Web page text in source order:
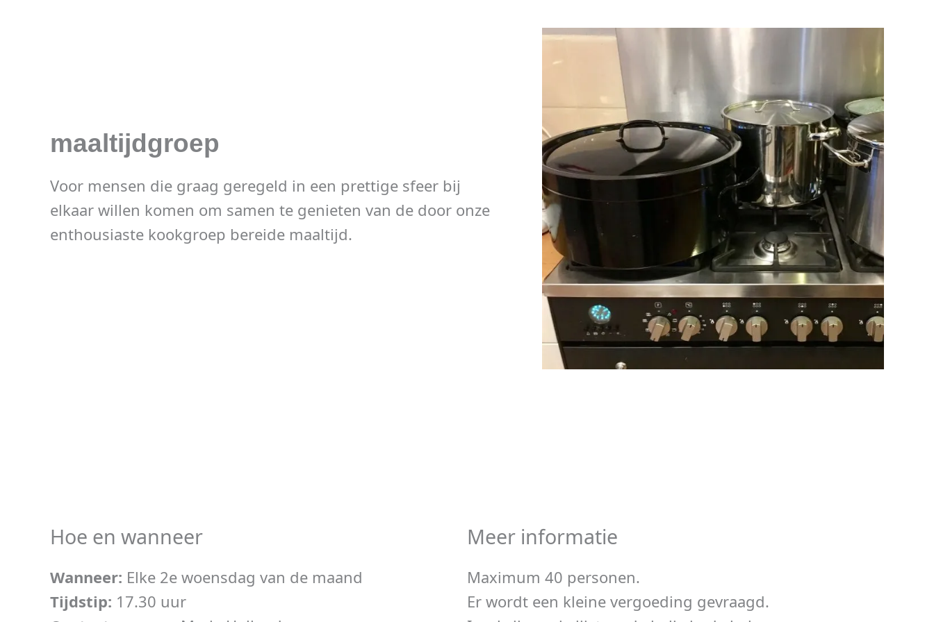
maaltijdgroep
Voor mensen die graag geregeld in een prettige sfeer bij
elkaar willen komen om samen te genieten van de door onze
enthousiaste kookgroep bereide maaltijd.
Hoe en wanneer
Wanneer: Elke 2e woensdag van de maand
Tijdstip: 17.30 uur
Meer informatie
Maximum 40 personen.
Er wordt een kleine vergoeding gevraagd.